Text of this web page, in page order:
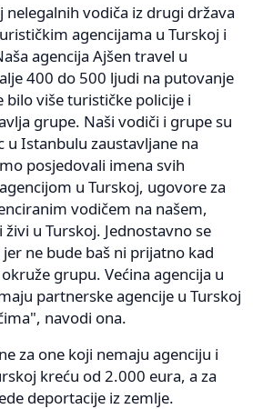
nelegalnih vodiča iz drugi država
agencijama u Turskoj i
agencija Ajšen travel u
400 do 500 ljudi na putovanje
bilo više turističke policije i
grupe. Naši vodiči i grupe su
u Istanbulu zaustavljane na
posjedovali imena svih
u Turskoj, ugovore za
vodičem na našem,
u Turskoj. Jednostavno se
ne bude baš ni prijatno kad
grupu. Većina agencija u
partnerske agencije u Turskoj
navodi ona.
za one koji nemaju agenciju i
kreću od 2.000 eura, a za
deportacije iz zemlje.